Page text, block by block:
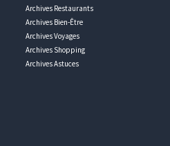
Archives Restaurants
Archives Bien-Être
Archives Voyages
Archives Shopping
Archives Astuces